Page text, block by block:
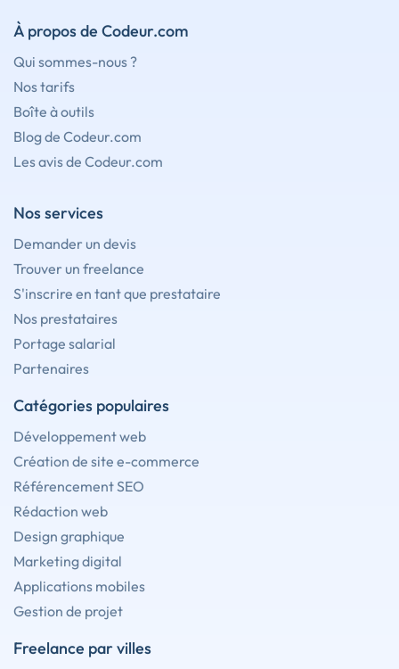
À propos de Codeur.com
Qui sommes-nous ?
Nos tarifs
Boîte à outils
Blog de Codeur.com
Les avis de Codeur.com
Nos services
Demander un devis
Trouver un freelance
S'inscrire en tant que prestataire
Nos prestataires
Portage salarial
Partenaires
Catégories populaires
Développement web
Création de site e-commerce
Référencement SEO
Rédaction web
Design graphique
Marketing digital
Applications mobiles
Gestion de projet
Freelance par villes